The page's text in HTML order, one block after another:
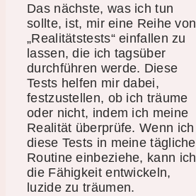
Das nächste, was ich tun
sollte, ist, mir eine Reihe von
„Realitätstests“ einfallen zu
lassen, die ich tagsüber
durchführen werde. Diese
Tests helfen mir dabei,
festzustellen, ob ich träume
oder nicht, indem ich meine
Realität überprüfe. Wenn ich
diese Tests in meine tägliche
Routine einbeziehe, kann ich
die Fähigkeit entwickeln,
luzide zu träumen.